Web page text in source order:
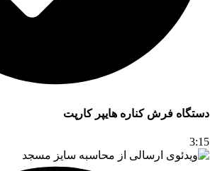
دستگاه فرش کناره هایپر کارپت
3:15